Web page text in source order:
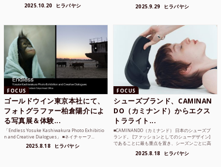
2025.10.20 ヒラバヤシ 2025.9.29 ヒラバヤシ
FOCUS
ゴールドウイン東京本社にて、
フォトグラファー柏倉陽介によ
る写真展＆体験...
「Endless Yosuke Kashiwakura Photo Exhibitio
n and Creative Dialogues」 ■ネイチャーフ...
2025.8.18 ヒラバヤシ
FOCUS
シューズブランド、CAMINAN
DO（カミナンド）からエクス
トラライト...
■CAMINANDO（カミナンド） 日本のシューズブ
ランド。 [ファッションとしてのシューデザイン]
であることに最も重点を置き、シーズンごとに高
2025.8.18 ヒラバヤシ